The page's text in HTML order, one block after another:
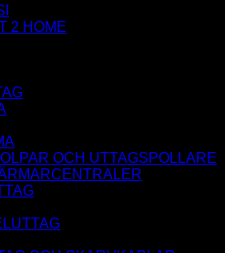
2 HOME
OCH UTTAGSPOLLARE